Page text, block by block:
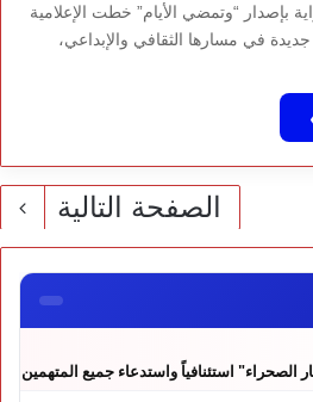
بإصدار “وتمضي الأيام” خطت الإعلامية
في مسارها الثقافي والإبداعي،
الصفحة التالية
الصحراء" استئنافياً واستدعاء جميع المتهمين